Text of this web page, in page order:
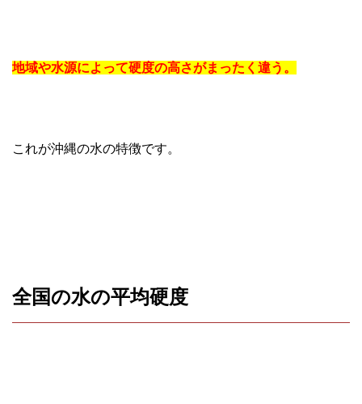
地域や水源によって硬度の高さがまったく違う。
これが沖縄の水の特徴です。
全国の水の平均硬度